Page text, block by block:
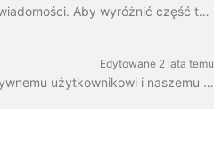
W Wave.video możesz wyróżnić fragmenty tekstu, aby odróżniały się od reszty wiadomości. Aby wyróżnić część tekstu, wybierz...
Edytowane 2 lata temu
Poprawnie. Jednak! Znaleźliśmy sposób na obejście tego problemu, dzięki kreatywnemu użytkownikowi i naszemu zespołowi wsparcia. Wystarczy utworzyć plik wektorowy/ima...